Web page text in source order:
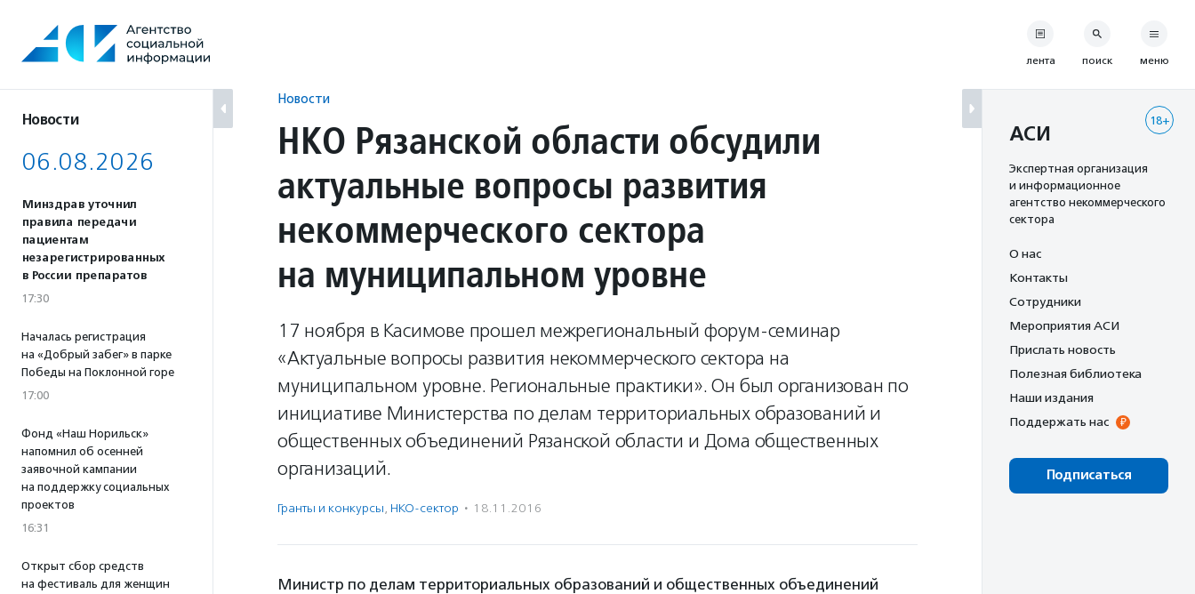
содержанию
Новости
06.08.2026
Минздрав уточнил
правила передачи
пациентам
незарегистрированных
в России препаратов
17:30
Началась регистрация
на «Добрый забег» в парке
Победы на Поклонной горе
17:00
Фонд «Наш Норильск»
напомнил об осенней
заявочной кампании
на поддержку социальных
проектов
16:31
Открыт сбор средств
на фестиваль для женщин
Новости
НКО Рязанской области обсудили
актуальные вопросы развития
некоммерческого сектора
на муниципальном уровне
17 ноября в Касимове прошел межрегиональный форум-семинар
«Актуальные вопросы развития некоммерческого сектора на
муниципальном уровне. Региональные практики». Он был организован по
инициативе Министерства по делам территориальных образований и
общественных объединений Рязанской области и Дома общественных
организаций.
Гранты и конкурсы, НКО-сектор · 18.11.2016
Министр по делам территориальных образований и общественных объединений
лента поиск меню
18+
АСИ
Экспертная организация
и информационное
агентство некоммерческого
сектора
О нас
Контакты
Сотрудники
Мероприятия АСИ
Прислать новость
Полезная библиотека
Наши издания
Поддержать нас
Подписаться